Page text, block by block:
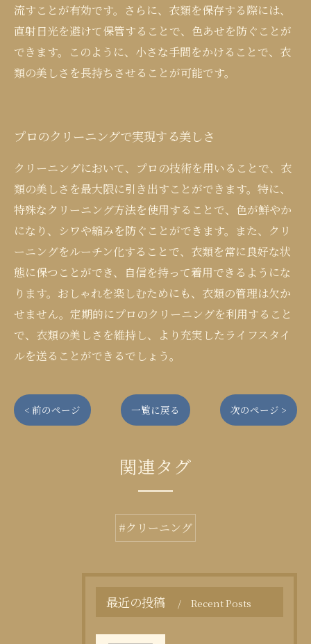
流すことが有効です。さらに、衣類を保存する際には、
直射日光を避けて保管することで、色あせを防ぐことが
できます。このように、小さな手間をかけることで、衣
類の美しさを長持ちさせることが可能です。
プロのクリーニングで実現する美しさ
クリーニングにおいて、プロの技術を用いることで、衣
類の美しさを最大限に引き出すことができます。特に、
特殊なクリーニング方法を使用することで、色が鮮やか
になり、シワや縮みを防ぐことができます。また、クリ
ーニングをルーチン化することで、衣類を常に良好な状
態に保つことができ、自信を持って着用できるようにな
ります。おしゃれを楽しむためにも、衣類の管理は欠か
せません。定期的にプロのクリーニングを利用すること
で、衣類の美しさを維持し、より充実したライフスタイ
ルを送ることができるでしょう。
< 前のページ 一覧に戻る 次のページ >
関連タグ
#クリーニング
最近の投稿 Recent Posts